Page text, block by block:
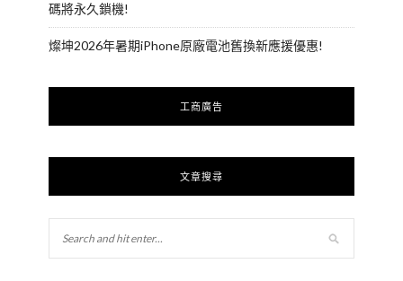
碼將永久鎖機!
燦坤2026年暑期iPhone原廠電池舊換新應援優惠!
工商廣告
文章搜尋